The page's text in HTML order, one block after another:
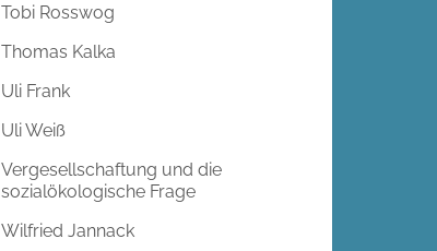
Tobi Rosswog
Thomas Kalka
Uli Frank
Uli Weiß
Vergesellschaftung und die
sozialökologische Frage
Wilfried Jannack